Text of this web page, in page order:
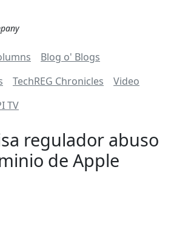
Blog o' Blogs
TechREG Chronicles
Video
TV
regulador abuso
de Apple